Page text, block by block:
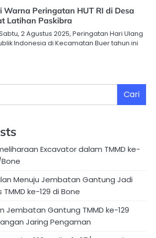
Warna Peringatan HUT RI di Desa
Latihan Paskibra
2 Agustus 2025, Peringatan Hari Ulang
Indonesia di Kecamatan Buer tahun ini
Cari
Excavator dalam TMMD ke-
Menuju Jembatan Gantung Jadi
ke-129 di Bone
Jembatan Gantung TMMD ke-129
Jaring Pengaman